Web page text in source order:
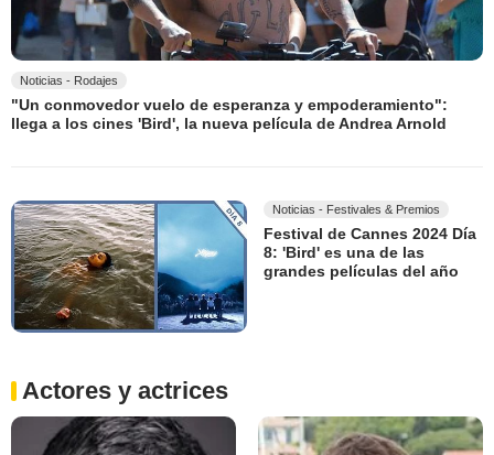
Noticias - Rodajes
"Un conmovedor vuelo de esperanza y empoderamiento":
llega a los cines 'Bird', la nueva película de Andrea Arnold
Noticias - Festivales & Premios
Festival de Cannes 2024 Día
8: 'Bird' es una de las
grandes películas del año
Actores y actrices